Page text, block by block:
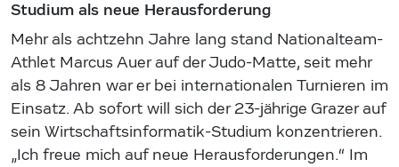
Studium als neue Herausforderung
Mehr als achtzehn Jahre lang stand Nationalteam-
Athlet Marcus Auer auf der Judo-Matte, seit mehr
als 8 Jahren war er bei internationalen Turnieren im
Einsatz. Ab sofort will sich der 23-jährige Grazer auf
sein Wirtschaftsinformatik-Studium konzentrieren.
„Ich freue mich auf neue Herausforderungen.“ Im